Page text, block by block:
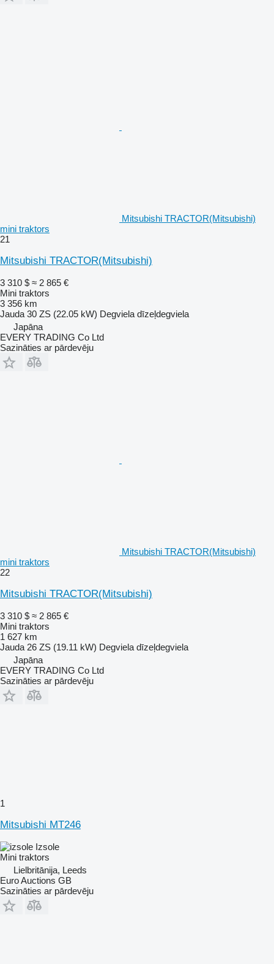
Mitsubishi TRACTOR(Mitsubishi)
mini traktors
21
Mitsubishi TRACTOR(Mitsubishi)
3 310 $ ≈ 2 865 €
Mini traktors
3 356 km
Jauda 30 ZS (22.05 kW) Degviela dīzeļdegviela
Japāna
EVERY TRADING Co Ltd
Sazināties ar pārdevēju
Mitsubishi TRACTOR(Mitsubishi)
mini traktors
22
Mitsubishi TRACTOR(Mitsubishi)
3 310 $ ≈ 2 865 €
Mini traktors
1 627 km
Jauda 26 ZS (19.11 kW) Degviela dīzeļdegviela
Japāna
EVERY TRADING Co Ltd
Sazināties ar pārdevēju
1
Mitsubishi MT246
Izsole
Mini traktors
Lielbritānija, Leeds
Euro Auctions GB
Sazināties ar pārdevēju